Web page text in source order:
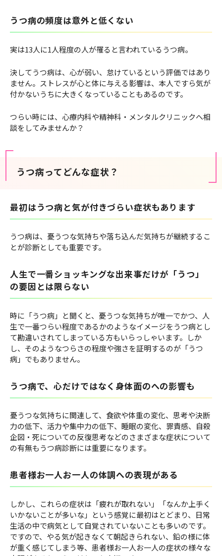
うつ病の頻度は意外と低くない
実は13人に1人程度の人が罹ると言われているうつ病。
決してうつ病は、心が弱い、怠けているという評価ではあり
ません。ストレスが心と体に与える影響は、本人ですら気が
付かないうちに大きくなっていることもあるのです。
つらい時には、心療内科や精神科・メンタルクリニックへ相
談をしてみませんか？
うつ病ってどんな症状？
最初はうつ病と気が付きづらい症状もあります
うつ病は、憂うつな気持ちや落ち込んだ気持ちが継続するこ
とが診断としても重要です。
人生で一番ショッキングな出来事だけが「うつ」
の要因とは限らない
時に「うつ病」と聞くと、憂うつな気持ちが唯一でかつ、人
生で一番つらい程度であるかのようなイメージをうつ病とし
て勘違いされてしまっている方もいらっしゃいます。しか
し、そのようなつらさの程度や強さを証明するのが「うつ
病」でもありません。
うつ病で、心だけではなく身体面のへの影響も
憂うつな気持ちに関連して、食欲や体重の変化、思考や決断
力の低下、活力や集中力の低下、睡眠の変化、罪責感、自殺
企図・死についての反復思考などのさまざまな症状について
の有無もうつ病診断には重要になります。
患者様お一人お一人の体調への表現がある
しかし、これらの症状は「疲れが取れない」「なんか上手く
いかないことが多いな」という感覚に最初はとどまり、日常
生活の中で病気として自覚されていないことも多いのです。
ですので、やる気が起きなくて朝起きられない、鉛の様に体
が重く感じてしまう等、患者様お一人お一人の症状の様々な